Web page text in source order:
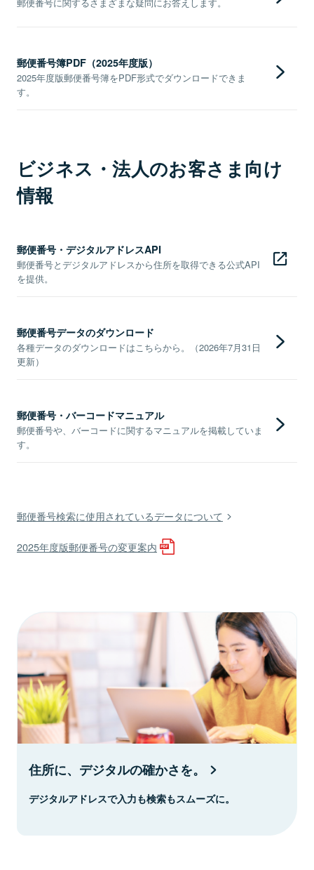
郵便番号に関するさまざまな疑問にお答えします。
郵便番号簿PDF（2025年度版）
2025年度版郵便番号簿をPDF形式でダウンロードできま
す。
ビジネス・法人のお客さま向け
情報
郵便番号・デジタルアドレスAPI
郵便番号とデジタルアドレスから住所を取得できる公式API
を提供。
郵便番号データのダウンロード
各種データのダウンロードはこちらから。（2026年7月31日
更新）
郵便番号・バーコードマニュアル
郵便番号や、バーコードに関するマニュアルを掲載していま
す。
郵便番号検索に使用されているデータについて
2025年度版郵便番号の変更案内
住所に、デジタルの確かさを。
デジタルアドレスで入力も検索もスムーズに。